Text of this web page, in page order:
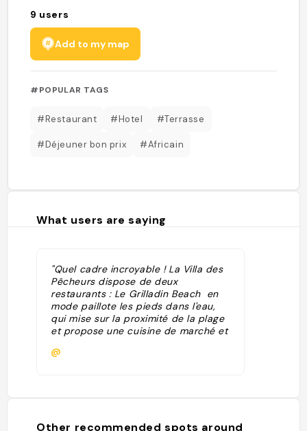
9 users
Add to my map
#POPULAR TAGS
#Restaurant #Hotel #Terrasse
#Déjeuner bon prix #Africain
What users are saying
"Quel cadre incroyable ! La Villa des
Pêcheurs dispose de deux
restaurants : Le Grilladin Beach en
mode paillote les pieds dans l'eau,
qui mise sur la proximité de la plage
et propose une cuisine de marché et
de carangue, une grillade de
@
Other recommended spots around